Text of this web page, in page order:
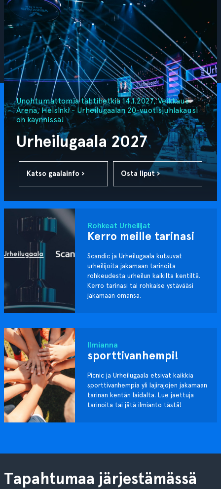
Unohtumattomia tähtihetkiä 14.1.2027, Veikkaus
Arena, Helsinki - Urheilugaalan 20-vuotisjuhlakausi
on käynnissä!
Urheilugaala 2027
Katso gaalainfo › Osta liput ›
Rohkeat Urheilijat
Kerro meille tarinasi
Scandic ja Urheilugaala kutsuvat
urheilijoita jakamaan tarinoita
rohkeudesta urheilun kaikilta kentiltä.
Kerro tarinasi tai rohkaise ystävääsi
jakamaan omansa.
Ilmianna
sporttivanhempi!
Picnic ja Urheilugaala etsivät kaikkia
sporttivanhempia yli lajirajojen jakamaan
tarinan kentän laidalta. Lue jaettuja
tarinoita tai jätä ilmianto tästä!
Tapahtumaa järjestämässä